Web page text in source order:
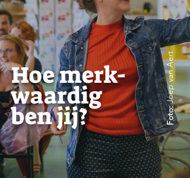
Foto:
Joep van Aert
Hoe merk-
waardig
ben jij?